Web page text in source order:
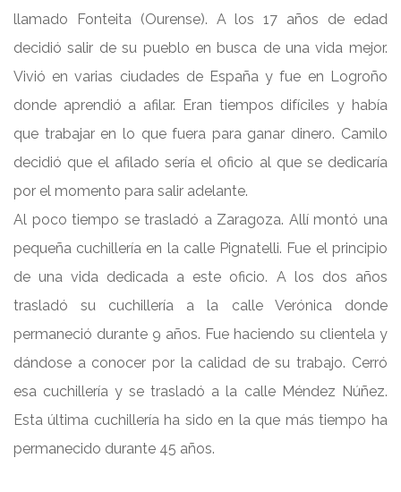
llamado Fonteita (Ourense). A los 17 años de edad
decidió salir de su pueblo en busca de una vida mejor.
Vivió en varias ciudades de España y fue en Logroño
donde aprendió a afilar. Eran tiempos difíciles y había
que trabajar en lo que fuera para ganar dinero. Camilo
decidió que el afilado sería el oficio al que se dedicaría
por el momento para salir adelante.
Al poco tiempo se trasladó a Zaragoza. Allí montó una
pequeña cuchillería en la calle Pignatelli. Fue el principio
de una vida dedicada a este oficio. A los dos años
trasladó su cuchillería a la calle Verónica donde
permaneció durante 9 años. Fue haciendo su clientela y
dándose a conocer por la calidad de su trabajo. Cerró
esa cuchillería y se trasladó a la calle Méndez Núñez.
Esta última cuchillería ha sido en la que más tiempo ha
permanecido durante 45 años.